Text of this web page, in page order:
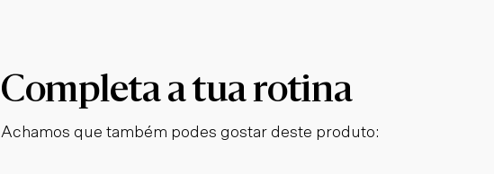
Completa a tua rotina
Achamos que também podes gostar deste produto: